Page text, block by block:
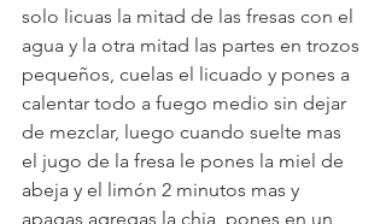
solo licuas la mitad de las fresas con el
agua y la otra mitad las partes en trozos
pequeños, cuelas el licuado y pones a
calentar todo a fuego medio sin dejar
de mezclar, luego cuando suelte mas
el jugo de la fresa le pones la miel de
abeja y el limón 2 minutos mas y
apagas agregas la chia, pones en un